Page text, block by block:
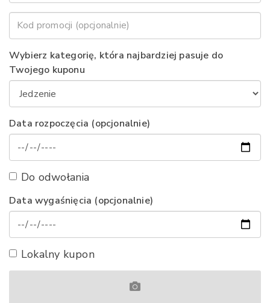
Wybierz kategorię, która najbardziej pasuje do
Twojego kuponu
Data rozpoczęcia (opcjonalnie)
Do odwołania
Data wygaśnięcia (opcjonalnie)
Lokalny kupon